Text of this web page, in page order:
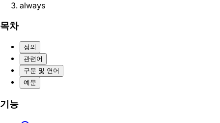
always
목차
정의
관련어
구문 및 연어
예문
기능